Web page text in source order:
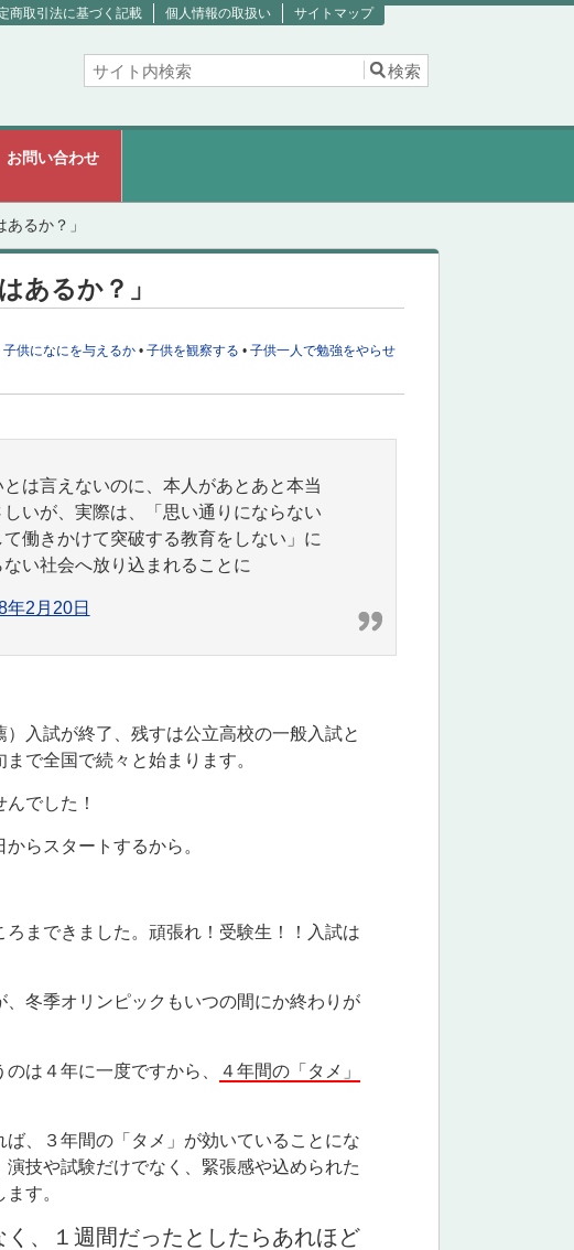
サイトマップ
個人情報の取扱い
商取引法に基づく記載
お問い合わせ
るか？」
あるか？」
子供になにを与えるか •子供を観察する •子供一人で勉強をやらせ
は言えないのに、本人があとあと本当
いが、実際は、「思い通りにならない
働きかけて突破する教育をしない」に
い社会へ放り込まれることに
年2月20日
入試が終了、残すは公立高校の一般入試と
で全国で続々と始まります。
でした！
らスタートするから。
まできました。頑張れ！受験生！！入試は
冬季オリンピックもいつの間にか終わりが
は４年に一度ですから、
４年間の「タメ」
、３年間の「タメ」が効いていることにな
技や試験だけでなく、緊張感や込められた
す。
、１週間だったとしたらあれほど